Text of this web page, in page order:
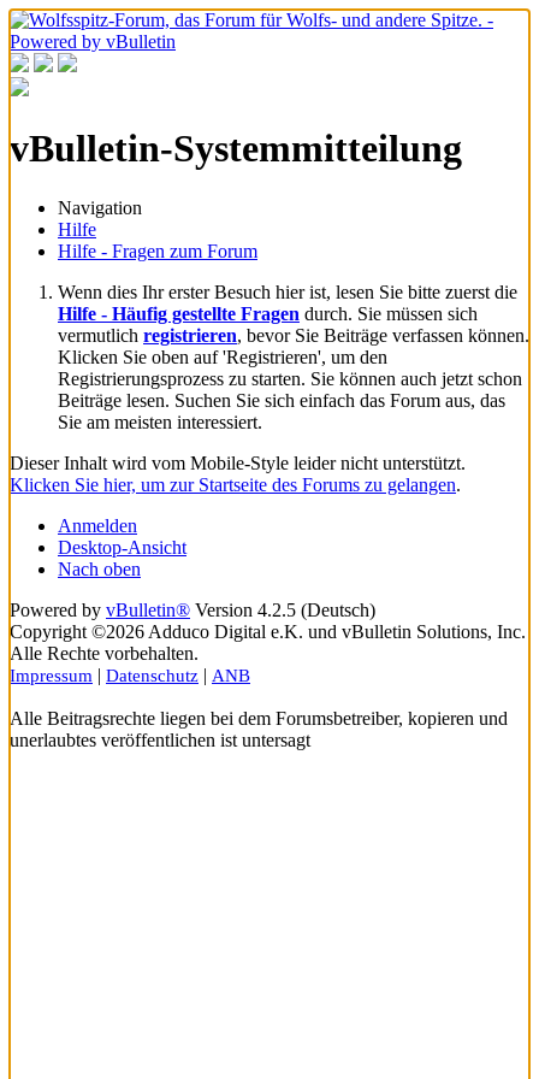
vBulletin-Systemmitteilung
Navigation
Hilfe
Hilfe - Fragen zum Forum
Wenn dies Ihr erster Besuch hier ist, lesen Sie bitte zuerst die
Hilfe - Häufig gestellte Fragen durch. Sie müssen sich
vermutlich registrieren, bevor Sie Beiträge verfassen können.
Klicken Sie oben auf 'Registrieren', um den
Registrierungsprozess zu starten. Sie können auch jetzt schon
Beiträge lesen. Suchen Sie sich einfach das Forum aus, das
Sie am meisten interessiert.
Dieser Inhalt wird vom Mobile-Style leider nicht unterstützt.
Klicken Sie hier, um zur Startseite des Forums zu gelangen.
Anmelden
Desktop-Ansicht
Nach oben
Powered by vBulletin® Version 4.2.5 (Deutsch)
Copyright ©2026 Adduco Digital e.K. und vBulletin Solutions, Inc.
Alle Rechte vorbehalten.
Impressum | Datenschutz | ANB
Alle Beitragsrechte liegen bei dem Forumsbetreiber, kopieren und
unerlaubtes veröffentlichen ist untersagt